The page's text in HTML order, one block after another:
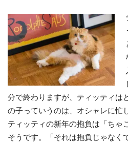
分で終わりますが、ティッティは
の子っていうのは、オシャレに忙
ティッティの新年の抱負は「ちゃ
そうです。「それは抱負じゃなく